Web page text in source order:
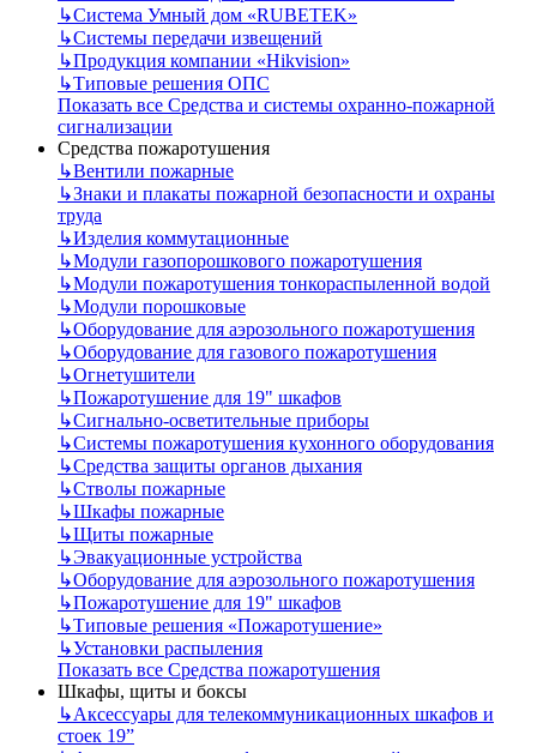
↳Система Умный дом «RUBETEK»
↳Системы передачи извещений
↳Продукция компании «Hikvision»
↳Типовые решения ОПС
Показать все Средства и системы охранно-пожарной
сигнализации
Средства пожаротушения
↳Вентили пожарные
↳Знаки и плакаты пожарной безопасности и охраны
труда
↳Изделия коммутационные
↳Модули газопорошкового пожаротушения
↳Модули пожаротушения тонкораспыленной водой
↳Модули порошковые
↳Оборудование для аэрозольного пожаротушения
↳Оборудование для газового пожаротушения
↳Огнетушители
↳Пожаротушение для 19" шкафов
↳Сигнально-осветительные приборы
↳Системы пожаротушения кухонного оборудования
↳Средства защиты органов дыхания
↳Стволы пожарные
↳Шкафы пожарные
↳Щиты пожарные
↳Эвакуационные устройства
↳Оборудование для аэрозольного пожаротушения
↳Пожаротушение для 19" шкафов
↳Типовые решения «Пожаротушение»
↳Установки распыления
Показать все Средства пожаротушения
Шкафы, щиты и боксы
↳Аксессуары для телекоммуникационных шкафов и
стоек 19”